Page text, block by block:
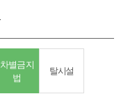
차별금지
법
탈시설